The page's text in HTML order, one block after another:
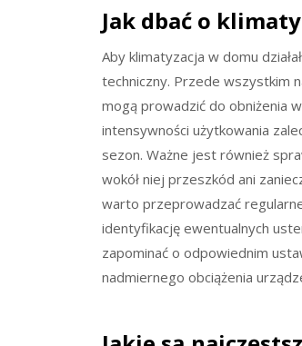
Jak dbać o
Aby klimatyzacja w domu
techniczny. Przede wszystkim
mogą prowadzić do obniżenia
intensywności użytkowania
sezon. Ważne jest również
wokół niej przeszkód ani
warto przeprowadzać
identyfikację ewentualnych
zapominać o odpowiednim
nadmiernego obciążenia